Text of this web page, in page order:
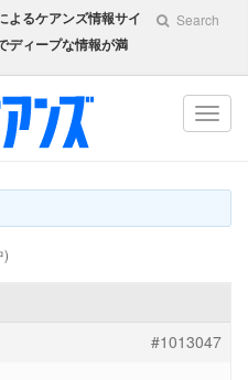
よるケアンズ情報サイ
ディープな情報が満
Search
)
#1013047